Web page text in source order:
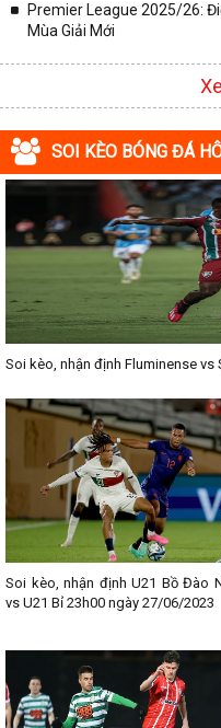
Premier League 2025/26:
Mùa Giải Mới
SOI KÈO BÓNG ĐÁ
Soi kèo, nhận định Fluminense
Soi kèo, nhận định U21 Bồ Đào
vs U21 Bỉ 23h00 ngày 27/06/2023